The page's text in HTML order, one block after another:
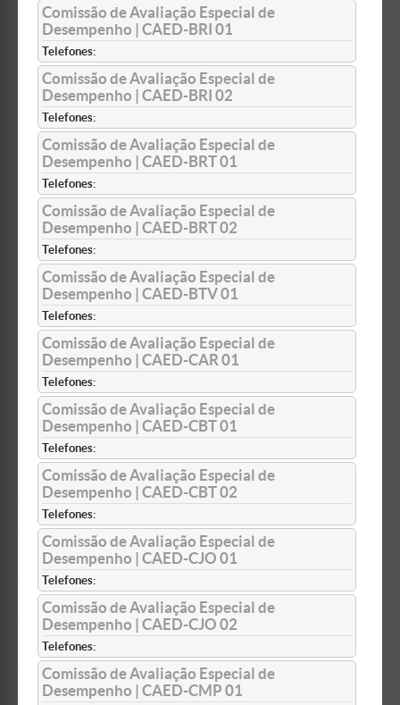
Comissão de Avaliação Especial de
Desempenho | CAED-BRI 01
Telefones:
Comissão de Avaliação Especial de
Desempenho | CAED-BRI 02
Telefones:
Comissão de Avaliação Especial de
Desempenho | CAED-BRT 01
Telefones:
Comissão de Avaliação Especial de
Desempenho | CAED-BRT 02
Telefones:
Comissão de Avaliação Especial de
Desempenho | CAED-BTV 01
Telefones:
Comissão de Avaliação Especial de
Desempenho | CAED-CAR 01
Telefones:
Comissão de Avaliação Especial de
Desempenho | CAED-CBT 01
Telefones:
Comissão de Avaliação Especial de
Desempenho | CAED-CBT 02
Telefones:
Comissão de Avaliação Especial de
Desempenho | CAED-CJO 01
Telefones:
Comissão de Avaliação Especial de
Desempenho | CAED-CJO 02
Telefones:
Comissão de Avaliação Especial de
Desempenho | CAED-CMP 01